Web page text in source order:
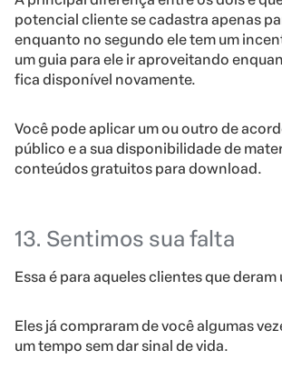
potencial cliente se cadastra apenas
enquanto no segundo ele tem um
um guia para ele ir aproveitando
fica disponível novamente.
Você pode aplicar um ou outro de
público e a sua disponibilidade de
conteúdos gratuitos para download.
13. Sentimos sua falta
Essa é para aqueles clientes que deram
Eles já compraram de você algumas
um tempo sem dar sinal de vida.